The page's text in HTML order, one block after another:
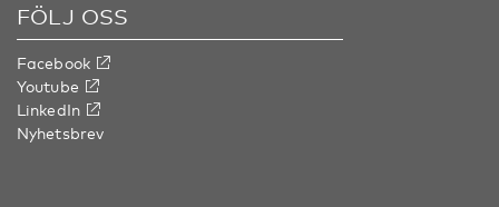
FÖLJ OSS
Facebook
Youtube
LinkedIn
Nyhetsbrev